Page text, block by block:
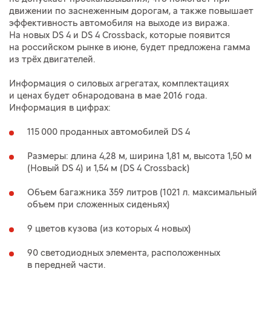
движении по заснеженным дорогам, а также повышает
эффективность автомобиля на выходе из виража.
На новых DS 4 и DS 4 Crossback, которые появится
на российском рынке в июне, будет предложена гамма
из трёх двигателей.
Информация о силовых агрегатах, комплектациях
и ценах будет обнародована в мае 2016 года.
Информация в цифрах:
115 000 проданных автомобилей DS 4
Размеры: длина 4,28 м, ширина 1,81 м, высота 1,50 м
(Новый DS 4) и 1,54 м (DS 4 Crossback)
Объем багажника 359 литров (1021 л. максимальный
объем при сложенных сиденьях)
9 цветов кузова (из которых 4 новых)
90 светодиодных элемента, расположенных
в передней части.